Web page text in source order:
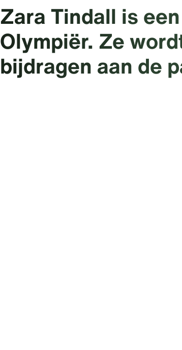
Zara Tindall is
Olympiër. Ze
bijdragen aan de